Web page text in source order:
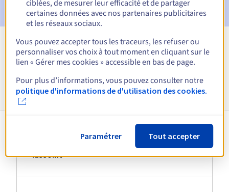
Voir toutes les extensions
Informations sur le .asso.ht
Création de votre nom de domaine en
.asso.ht
ciblées, de mesurer leur efficacité et de partager
certaines données avec nos partenaires publicitaires
et les réseaux sociaux.
Vous pouvez accepter tous les traceurs, les refuser ou
personnaliser vos choix à tout moment en cliquant sur le
lien « Gérer mes cookies » accessible en bas de page.
Pour plus d’informations, vous pouvez consulter notre
politique d'informations de d'utilisation des cookies.
Paramétrer Tout accepter